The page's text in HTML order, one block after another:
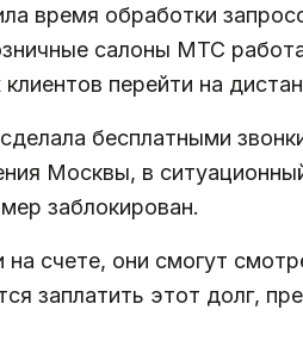
время обработки
салоны МТС
перейти на
бесплатными
Москвы, в
заблокирован.
на счете, они смогут
заплатить этот долг,